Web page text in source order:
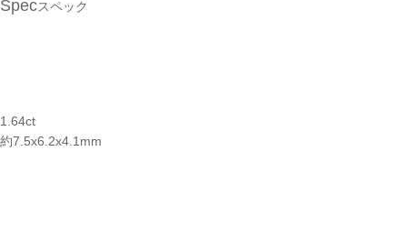
Specスペック
1.64ct
約7.5x6.2x4.1mm